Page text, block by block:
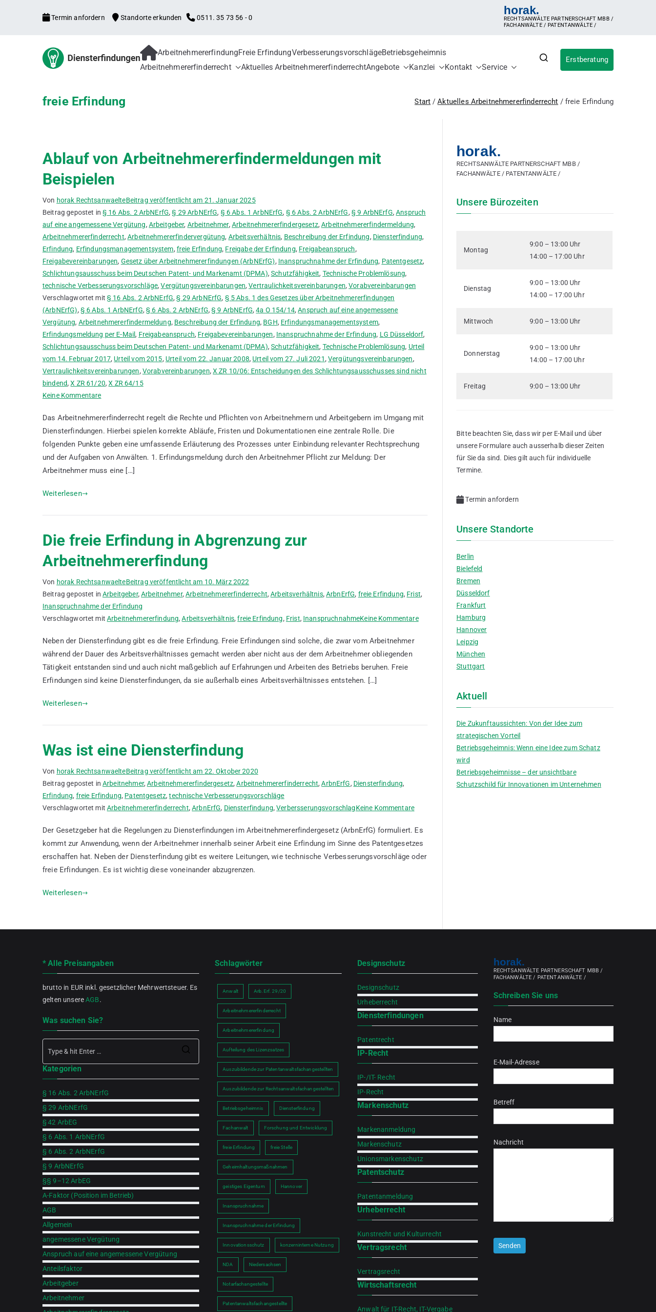
Termin anfordern Standorte erkunden 0511. 35 73 56 - 0
horak.
RECHTSANWÄLTE PARTNERSCHAFT MBB /
FACHANWÄLTE / PATENTANWÄLTE /
Arbeitnehmererfindung – Kanzlei für IP
Arbeitnehmererfinderrecht, Arbeitnehmererfindervergütung, Erfindungsmeldung, Inanspruchnahme der Erfindung,
ArbeitnehmererfindungFreie ErfindungVerbesserungsvorschlägeBetriebsgeheimnis
Arbeitnehmererfinderrecht
Aktuelles ArbeitnehmererfinderrechtAngebote Kanzlei Kontakt Service
Erstberatung
freie Erfindung Start Aktuelles Arbeitnehmererfinderrecht freie Erfindung
Ablauf von Arbeitnehmererfindermeldungen mit
Beispielen
Von horak RechtsanwaelteBeitrag veröffentlicht am 21. Januar 2025
Beitrag gepostet in§ 16 Abs. 2 ArbNErfG,§ 29 ArbNErfG, § 6 Abs. 1 ArbNErfG, § 6 Abs. 2 ArbNErfG, § 9 ArbNErfG,Anspruch
auf eine angemessene Vergütung, Arbeitgeber, Arbeitnehmer, Arbeitnehmererfindergesetz,Arbeitnehmererfindermeldung,
Arbeitnehmererfinderrecht,Arbeitnehmererfindervergütung, Arbeitsverhältnis, Beschreibung der Erfindung, Diensterfindung,
Erfindung, Erfindungsmanagementsystem, freie Erfindung, Freigabe der Erfindung, Freigabeanspruch,
Freigabevereinbarungen, Gesetz über Arbeitnehmererfindungen (ArbNErfG), Inanspruchnahme der Erfindung, Patentgesetz,
Schlichtungsausschuss beim Deutschen Patent- und Markenamt (DPMA),Schutzfähigkeit, Technische Problemlösung,
technische Verbesserungsvorschläge,Vergütungsvereinbarungen,Vertraulichkeitsvereinbarungen,Vorabvereinbarungen
Verschlagwortet mit§ 16 Abs. 2 ArbNErfG,§ 29 ArbNErfG, § 5 Abs. 1 des Gesetzes über Arbeitnehmererfindungen
(ArbNErfG), § 6 Abs. 1 ArbNErfG, § 6 Abs. 2 ArbNErfG,§ 9 ArbNErfG,4a O 154/14,Anspruch auf eine angemessene
Vergütung, Arbeitnehmererfindermeldung, Beschreibung der Erfindung, BGH, Erfindungsmanagementsystem,
Erfindungsmeldung per E-Mail, Freigabeanspruch, Freigabevereinbarungen, Inanspruchnahme der Erfindung, LG Düsseldorf,
Schlichtungsausschuss beim Deutschen Patent- und Markenamt (DPMA),Schutzfähigkeit, Technische Problemlösung, Urteil
vom 14. Februar 2017, Urteil vom 2015, Urteil vom 22. Januar 2008, Urteil vom 27. Juli 2021,Vergütungsvereinbarungen,
Vertraulichkeitsvereinbarungen, Vorabvereinbarungen, X ZR 10/06: Entscheidungen des Schlichtungsausschusses sind nicht
bindend,X ZR 61/20,X ZR 64/15
Keine Kommentarezu
von
Arbeitnehmererfindermeldungen
mit
Beispielen
Das Arbeitnehmererfinderrecht regelt die Rechte und Pflichten von Arbeitnehmern und Arbeitgebern im Umgang mit
Diensterfindungen. Hierbei spielen korrekte Abläufe, Fristen und Dokumentationen eine zentrale Rolle. Die
folgenden Punkte geben eine umfassende Erläuterung des Prozesses unter Einbindung relevanter Rechtsprechung
und der Aufgaben von Anwälten. 1. Erfindungsmeldung durch den Arbeitnehmer Pflicht zur Meldung: Der
Arbeitnehmer muss eine […]
Weiterlesen
Die freie Erfindung in Abgrenzung zur
Arbeitnehmererfindung
Von horak RechtsanwaelteBeitrag veröffentlicht am 10. März 2022
Beitrag gepostet inArbeitgeber, Arbeitnehmer,Arbeitnehmererfinderrecht,Arbeitsverhältnis,ArbnErfG, freie Erfindung, Frist,
Inanspruchnahme der Erfindung
Verschlagwortet mitArbeitnehmererfindung,Arbeitsverhältnis,freie Erfindung, Frist, InanspruchnahmeKeine Kommentarezu
Neben der Diensterfindung gibt es die freie Erfindung. Freie Erfindungen sind solche, die zwar vom Arbeitnehmer
während der Dauer des Arbeitsverhältnisses gemacht werden aber nicht aus der dem Arbeitnehmer obliegenden
Tätigkeit entstanden sind und auch nicht maßgeblich auf Erfahrungen und Arbeiten des Betriebs beruhen. Freie
Erfindungen sind keine Diensterfindungen, da sie außerhalb eines Arbeitsverhältnisses entstehen. […]
Weiterlesen
Was ist eine Diensterfindung
Von horak RechtsanwaelteBeitrag veröffentlicht am 22. Oktober 2020
Beitrag gepostet inArbeitnehmer,Arbeitnehmererfindergesetz,Arbeitnehmererfinderrecht,ArbnErfG, Diensterfindung,
Erfindung, freie Erfindung, Patentgesetz,technische Verbesserungsvorschläge
Verschlagwortet mitArbeitnehmererfinderrecht,ArbnErfG, Diensterfindung,VerbersserungsvorschlagKeine Kommentarezu
ist
eine
Diensterfindung
Der Gesetzgeber hat die Regelungen zu Diensterfindungen im Arbeitnehmererfindergesetz (ArbnErfG) formuliert. Es
kommt zur Anwendung, wenn der Arbeitnehmer innerhalb seiner Arbeit eine Erfindung im Sinne des Patentgesetzes
erschaffen hat. Neben der Diensterfindung gibt es weitere Leitungen, wie technische Verbesserungsvorschläge oder
freie Erfindungen. Es ist wichtig diese voneinander abzugrenzen.
Weiterlesen
horak.
RECHTSANWÄLTE PARTNERSCHAFT MBB /
FACHANWÄLTE / PATENTANWÄLTE /
Unsere Bürozeiten
Montag
9:00 – 13:00 Uhr
14:00 – 17:00 Uhr
Dienstag
9:00 – 13:00 Uhr
14:00 – 17:00 Uhr
Mittwoch 9:00 – 13:00 Uhr
Donnerstag
9:00 – 13:00 Uhr
14:00 – 17:00 Uhr
Freitag 9:00 – 13:00 Uhr
Bitte beachten Sie, dass wir per E-Mail und über
unsere Formulare auch ausserhalb dieser Zeiten
für Sie da sind. Dies gilt auch für individuelle
Termine.
Termin anfordern
Unsere Standorte
Berlin
Bielefeld
Bremen
Düsseldorf
Frankfurt
Hamburg
Hannover
Leipzig
München
Stuttgart
Aktuell
Die Zukunftaussichten: Von der Idee zum
strategischen Vorteil
Betriebsgeheimnis: Wenn eine Idee zum Schatz
wird
Betriebsgeheimnisse – der unsichtbare
Schutzschild für Innovationen im Unternehmen
* Alle Preisangaben
brutto in EUR inkl. gesetzlicher Mehrwertsteuer. Es
gelten unsereAGB.
Was suchen Sie?
Search
Kategorien
§ 16 Abs. 2 ArbNErfG
§ 29 ArbNErfG
§ 42 ArbEG
§ 6 Abs. 1 ArbNErfG
§ 6 Abs. 2 ArbNErfG
§ 9 ArbNErfG
§§ 9–12 ArbEG
A-Faktor (Position im Betrieb)
AGB
Allgemein
angemessene Vergütung
Anspruch auf eine angemessene Vergütung
Anteilsfaktor
Arbeitgeber
Arbeitnehmer
Schlagwörter
Anwalt Arb.Erf. 29/20
Arbeitnehmererfinderrecht
Arbeitnehmererfindung
Aufteilung des Lizenzsatzes
Auszubildende zur Patentanwaltsfachangestellten
Auszubildende zur Rechtsanwaltsfachangestellten
Betriebsgeheimnis Diensterfindung
Fachanwalt Forschung und Entwicklung
freie Erfindung freie Stelle
Geheimhaltungsmaßnahmen
geistiges Eigentum Hannover
Inanspruchnahme
Inanspruchnahme der Erfindung
Innovationsschutz konzerninterne Nutzung
NDA Niedersachsen
Notarfachangestellte
Patentanwaltsfachangestellte
Designschutz
Designschutz
Urheberrecht
Diensterfindungen
Patentrecht
IP-Recht
IP-/IT- Recht
IP-Recht
Markenschutz
Markenanmeldung
Markenschutz
Unionsmarkenschutz
Patentschutz
Patentanmeldung
Urheberrecht
Kunstrecht und Kulturrecht
Vertragsrecht
Vertragsrecht
Wirtschaftsrecht
Anwalt für IT-Recht, IT-Vergabe
horak.
RECHTSANWÄLTE PARTNERSCHAFT MBB /
FACHANWÄLTE / PATENTANWÄLTE /
Schreiben Sie uns
Name
E-Mail-Adresse
Betreff
Nachricht
Bitte lasse dieses Feld leer.